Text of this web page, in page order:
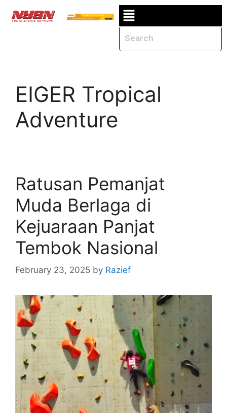
EIGER Tropical
Adventure
Ratusan Pemanjat
Muda Berlaga di
Kejuaraan Panjat
Tembok Nasional
February 23, 2025 by Razief